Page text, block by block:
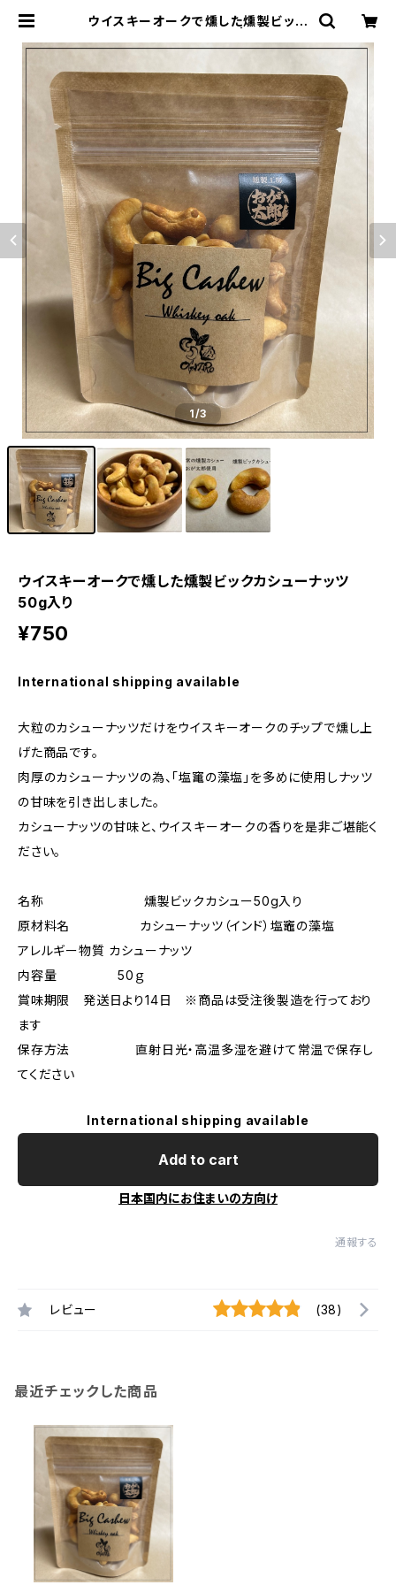
ウイスキーオークで燻した燻製ビック
1/3
ウイスキーオークで燻した燻製ビックカシューナッツ
50g入り
¥750
International shipping available
大粒のカシューナッツだけをウイスキーオークのチップで燻し上
げた商品です。
肉厚のカシューナッツの為、「塩竃の藻塩」を多めに使用しナッツ
の甘味を引き出しました。
カシューナッツの甘味と、ウイスキーオークの香りを是非ご堪能く
ださい。
名称 燻製ビックカシュー50g入り
原材料名 カシューナッツ（インド）塩竈の藻塩
アレルギー物質 カシューナッツ
内容量 50ｇ
賞味期限 発送日より14日 ※商品は受注後製造を行っており
ます
保存方法 直射日光・高温多湿を避けて常温で保存し
てください
International shipping available
Add to cart
日本国内にお住まいの方向け
通報する
レビュー (38)
最近チェックした商品